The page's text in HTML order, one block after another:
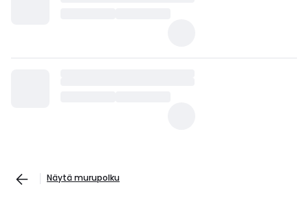
Näytä murupolku